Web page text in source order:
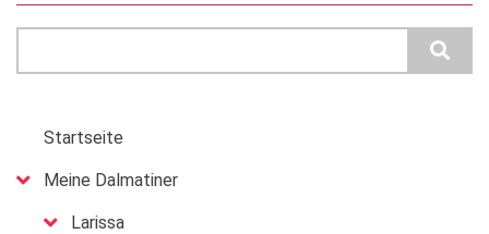
MAINStartseite
Meine Dalmatiner
Larissa